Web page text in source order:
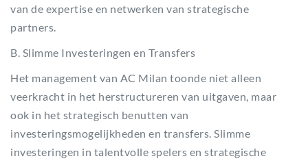
van de expertise en netwerken van strategische
partners.
B. Slimme Investeringen en Transfers
Het management van AC Milan toonde niet alleen
veerkracht in het herstructureren van uitgaven, maar
ook in het strategisch benutten van
investeringsmogelijkheden en transfers. Slimme
investeringen in talentvolle spelers en strategische